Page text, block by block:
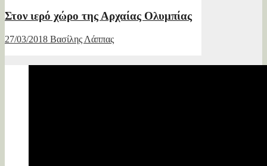
Στον ιερό χώρο της Αρχαίας Ολυμπίας
27/03/2018 Βασίλης Λάππας